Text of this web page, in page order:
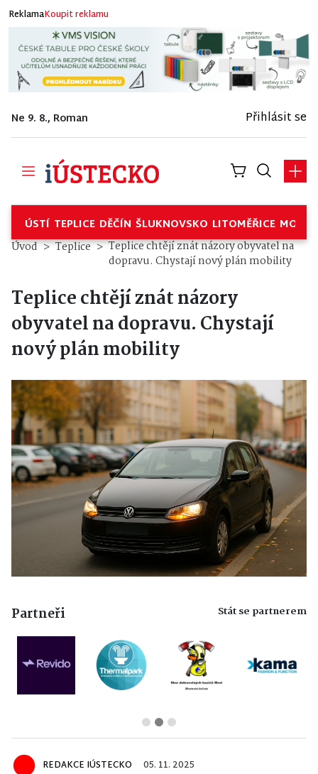
ReklamaKoupit reklamu
Ne 9. 8., Roman Přihlásit se
ÚSTÍ TEPLICE DĚČÍN ŠLUKNOVSKO LITOMĚŘICE
Úvod Teplice
Teplice chtějí znát názory obyvatel na
dopravu. Chystají nový plán mobility
Teplice chtějí znát názory
obyvatel na dopravu. Chystají
nový plán mobility
Partneři Stát se partnerem
REDAKCE IÚSTECKO 05. 11. 2025